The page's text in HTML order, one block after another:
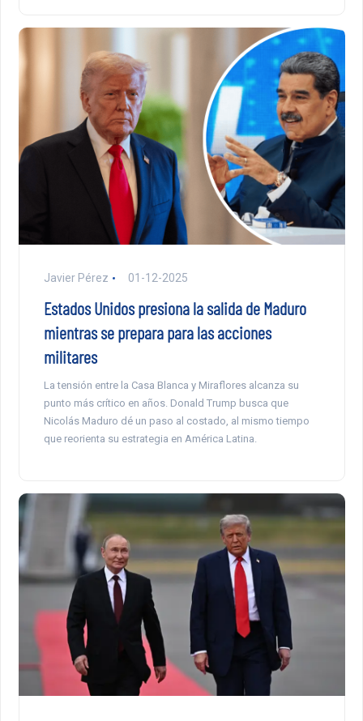
Javier Pérez 01-12-2025
Estados Unidos presiona la salida de Maduro
mientras se prepara para las acciones
militares
La tensión entre la Casa Blanca y Miraflores alcanza su
punto más crítico en años. Donald Trump busca que
Nicolás Maduro dé un paso al costado, al mismo tiempo
que reorienta su estrategia en América Latina.